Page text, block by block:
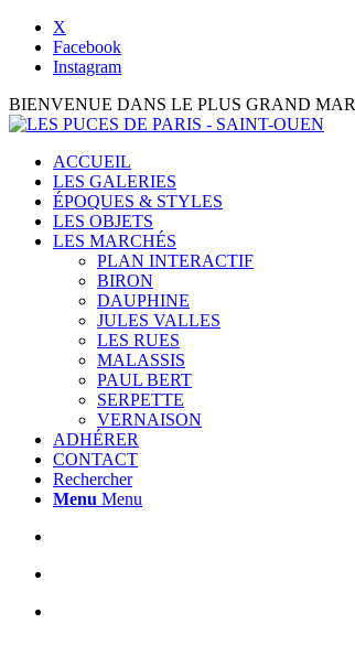
X
Facebook
Instagram
BIENVENUE DANS LE PLUS GRAND
ACCUEIL
LES GALERIES
ÉPOQUES & STYLES
LES OBJETS
LES MARCHÉS
PLAN INTERACTIF
BIRON
DAUPHINE
JULES VALLES
LES RUES
MALASSIS
PAUL BERT
SERPETTE
VERNAISON
ADHÉRER
CONTACT
Rechercher
Menu Menu